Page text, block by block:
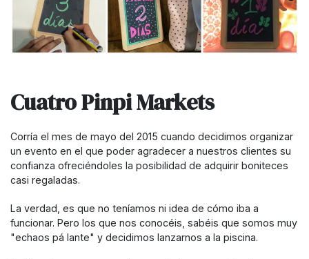
Cuatro Pinpi Markets
Corría el mes de mayo del 2015 cuando decidimos organizar
un evento en el que poder agradecer a nuestros clientes su
confianza ofreciéndoles la posibilidad de adquirir boniteces
casi regaladas.
La verdad, es que no teníamos ni idea de cómo iba a
funcionar. Pero los que nos conocéis, sabéis que somos muy
"echaos pá lante" y decidimos lanzarnos a la piscina.